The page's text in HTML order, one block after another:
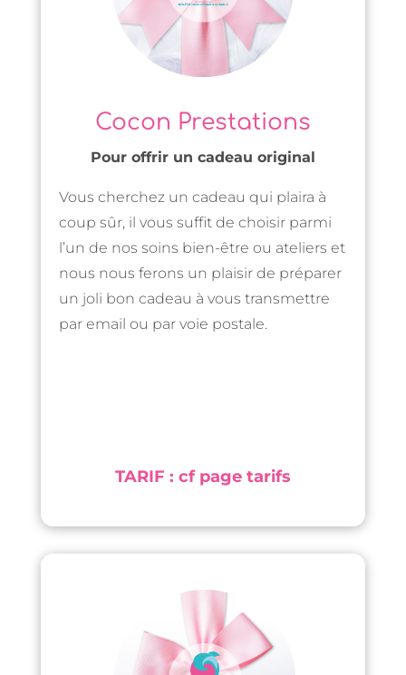
Cocon Prestations
Pour offrir un cadeau original
Vous cherchez un cadeau qui plaira à
coup sûr, il vous suffit de choisir parmi
l’un de nos soins bien-être ou ateliers et
nous nous ferons un plaisir de préparer
un joli bon cadeau à vous transmettre
par email ou par voie postale.
TARIF : cf page tarifs